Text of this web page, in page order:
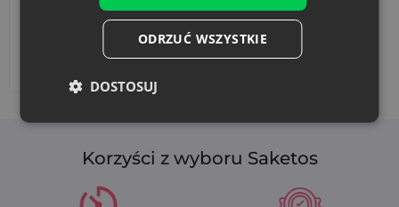
Korzyści z wyboru Saketos
ODRZUĆ WSZYSTKIE
DOSTOSUJ